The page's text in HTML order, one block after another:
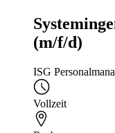
(m/f/d)
ISG
Vollzeit